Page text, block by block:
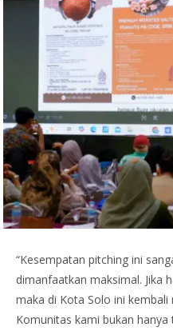
“Kesempatan pitching ini
dimanfaatkan maksimal. Jika
maka di Kota Solo ini
Komunitas kami bukan